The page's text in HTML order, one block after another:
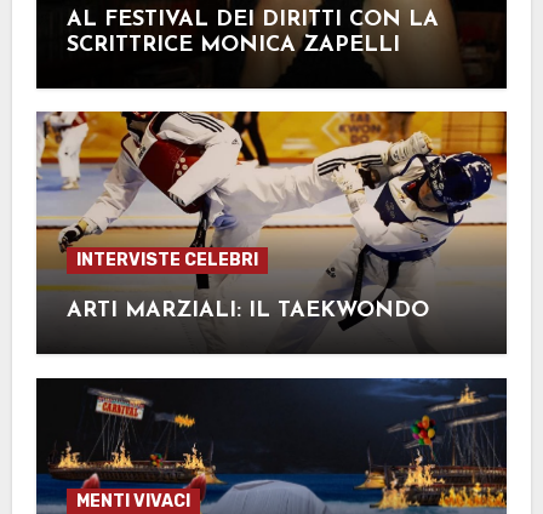
AL FESTIVAL DEI DIRITTI CON LA
SCRITTRICE MONICA ZAPELLI
INTERVISTE CELEBRI
ARTI MARZIALI: IL TAEKWONDO
MENTI VIVACI